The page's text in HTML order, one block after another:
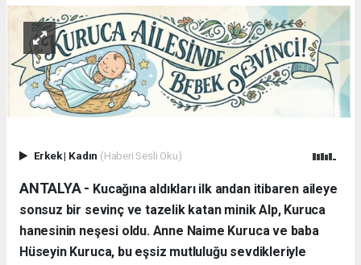
Erkek| Kadın (Haberi Sesli Oku)
ANTALYA - ​ Kucağına aldıkları ilk andan itibaren aileye
sonsuz bir sevinç ve tazelik katan minik Alp, Kuruca
hanesinin neşesi oldu. Anne Naime Kuruca ve baba
Hüseyin Kuruca, bu eşsiz mutluluğu sevdikleriyle